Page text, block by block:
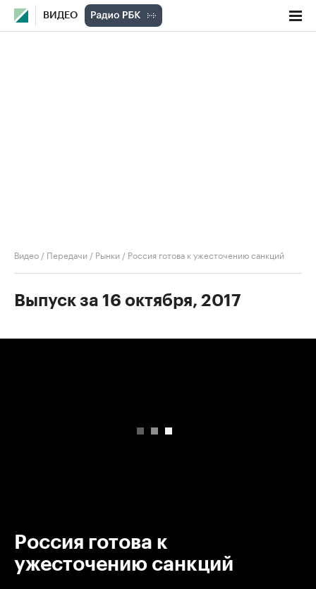
ВИДЕО
Видео / Передачи / Рынки / Россия готова к ужесточению санкций
Выпуск за 16 октября, 2017
Россия готова к
ужесточению санкций